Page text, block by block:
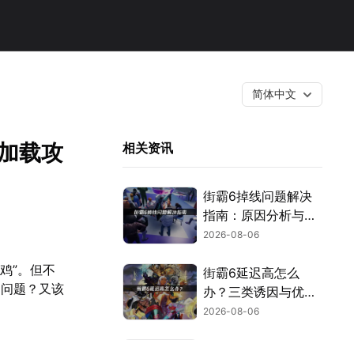
简体中文
载攻
”。但不
题？又该
相关资讯
街霸6掉线问题解决
指南：原因分析与网
络优化技巧！
2026-08-06
街霸6延迟高怎么
办？三类诱因与优化
解决方案！
2026-08-06